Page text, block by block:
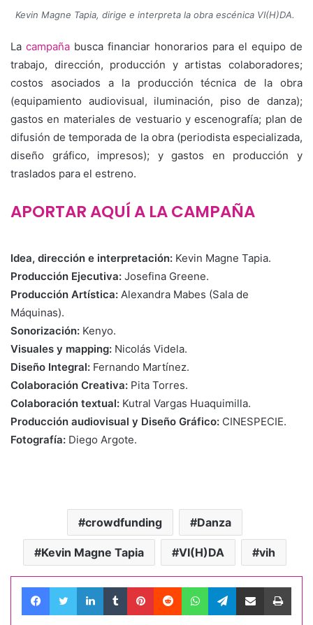
Kevin Magne Tapia, dirige e interpreta la obra escénica VI(H)DA.
La campaña busca financiar honorarios para el equipo de
trabajo, dirección, producción y artistas colaboradores;
costos asociados a la producción técnica de la obra
(equipamiento audiovisual, iluminación, piso de danza);
gastos en materiales de vestuario y escenografía; plan de
difusión de temporada de la obra (periodista especializada,
diseño gráfico, impresos); y gastos en producción y
traslados para el estreno.
APORTAR AQUÍ A LA CAMPAÑA
Idea, dirección e interpretación: Kevin Magne Tapia.
Producción Ejecutiva: Josefina Greene.
Producción Artística: Alexandra Mabes (Sala de
Máquinas).
Sonorización: Kenyo.
Visuales y mapping: Nicolás Videla.
Diseño Integral: Fernando Martínez.
Colaboración Creativa: Pita Torres.
Colaboración textual: Kutral Vargas Huaquimilla.
Producción audiovisual y Diseño Gráfico: CINESPECIE.
Fotografía: Diego Argote.
crowdfunding Danza
Kevin Magne Tapia VI(H)DA vih
FacebookTwitterLinkedInTumblrPinterestRedditWhatsAppTelegramCompartir por correo electrónico